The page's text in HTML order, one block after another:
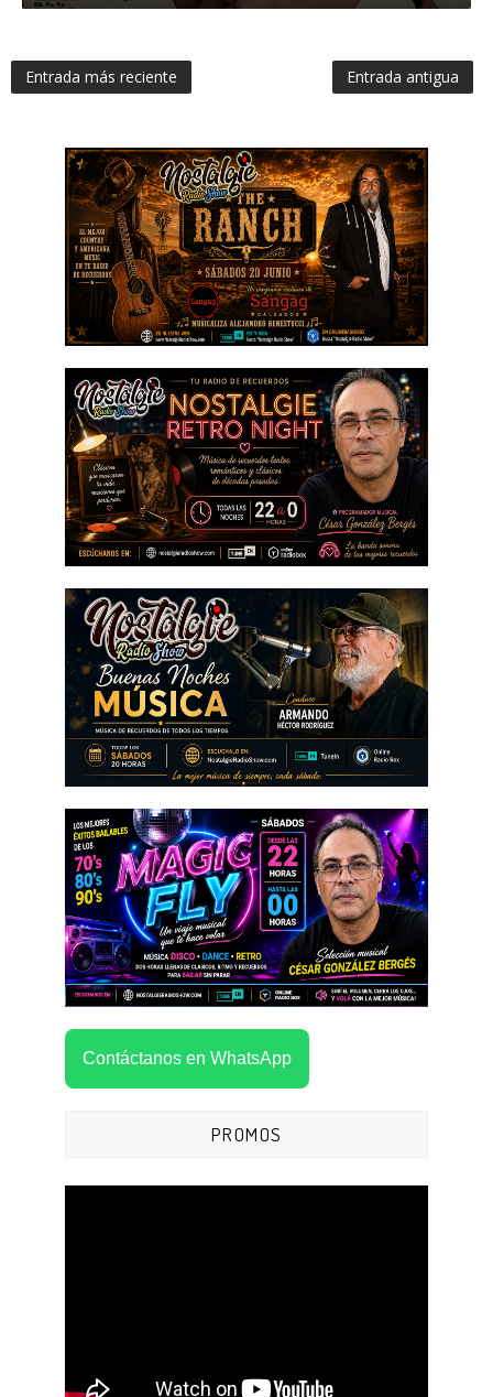
Entrada más reciente Entrada antigua
Contáctanos en WhatsApp
PROMOS